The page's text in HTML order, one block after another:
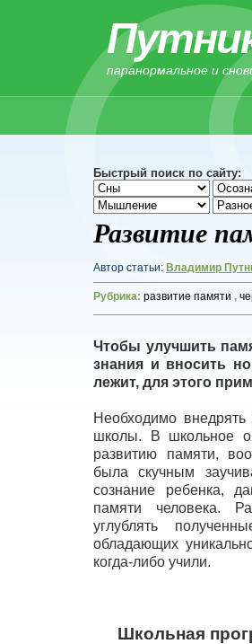
паранормальное и
Быстрый поиск по сайту:
Развитие
Автор статьи: Владимир
Рубрика: развитие памяти ,
Чтобы улучшить
знания и вносить
лежит, для этого
Необходимо
школы. В школьное
развитию памяти,
была скучным
сознание ребенка,
памяти человека.
углублять
обладающих
когда-либо учили.
Школьная